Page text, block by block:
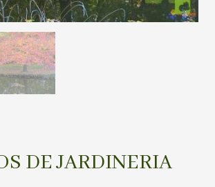
DE JARDINERIA